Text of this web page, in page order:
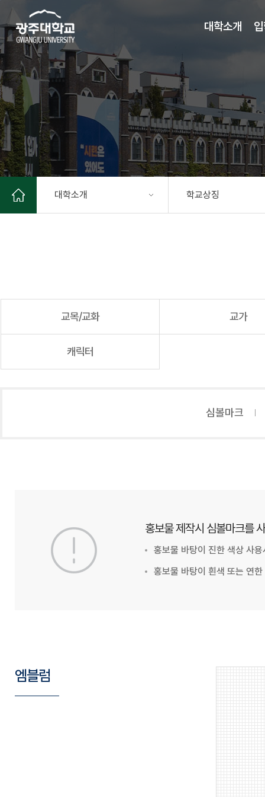
대학소개
대학소개 학교상징
교목/교화 교가
캐릭터
심볼마크
홍보물 제작시 심볼마크를
홍보물 바탕이 진한 색상 사
홍보물 바탕이 흰색 또는 연
엠블럼